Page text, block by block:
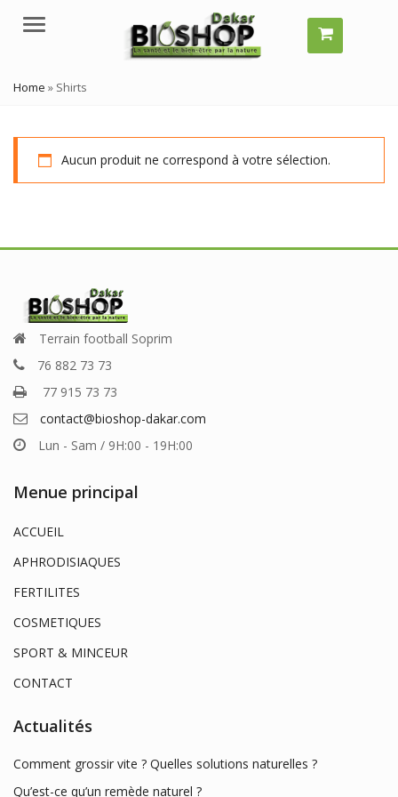
Menu
Home » Shirts
Aucun produit ne correspond à votre sélection.
Terrain football Soprim
76 882 73 73
77 915 73 73
contact@bioshop-dakar.com
Lun - Sam / 9H:00 - 19H:00
Menue principal
ACCUEIL
APHRODISIAQUES
FERTILITES
COSMETIQUES
SPORT & MINCEUR
CONTACT
Actualités
Comment grossir vite ? Quelles solutions naturelles ?
Qu’est-ce qu’un remède naturel ?